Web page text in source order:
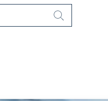
Cerca